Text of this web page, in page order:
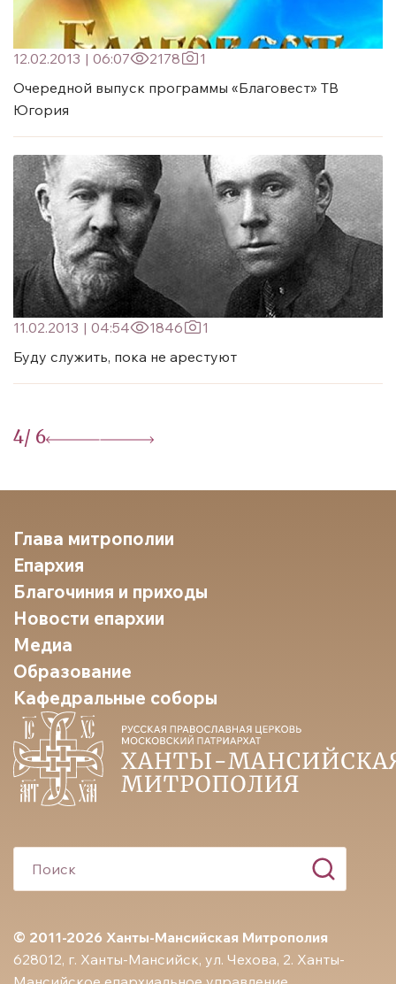
12.02.2013 | 06:07 2178
1
Очередной выпуск программы «Благовест» ТВ
Югория
11.02.2013 | 04:54 1846
1
Буду служить, пока не арестуют
4/ 6
© 2011-2026 Ханты-Мансийская Митрополия
628012, г. Ханты-Мансийск, ул. Чехова, 2. Ханты-
Глава митрополии
Епархия
Благочиния и приходы
Новости епархии
Медиа
Образование
Кафедральные соборы